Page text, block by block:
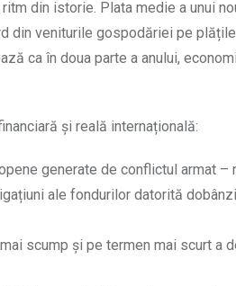
din istorie. Plata medie a unui
din veniturile gospodăriei pe
ca în doua parte a anului,
și reală internațională:
generate de conflictul armat –
ale fondurilor datorită
scump și pe termen mai scurt